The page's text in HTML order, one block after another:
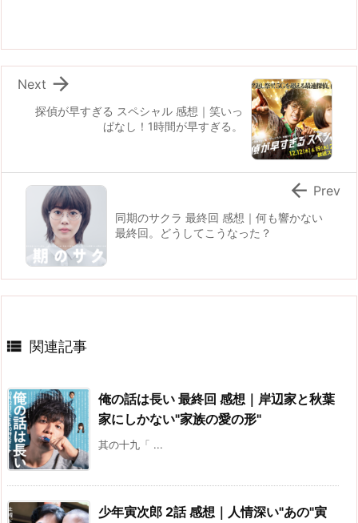
探偵が早すぎる スペシャル 感想｜笑いっ
ぱなし！1時間が早すぎる。

Next
同期のサクラ 最終回 感想｜何も響かない
最終回。どうしてこうなった？
 Prev
 関連記事
俺の話は長い 最終回 感想｜岸辺家と秋葉
家にしかない"家族の愛の形"
其の十九「 ...
少年寅次郎 2話 感想｜人情深い"あの"寅